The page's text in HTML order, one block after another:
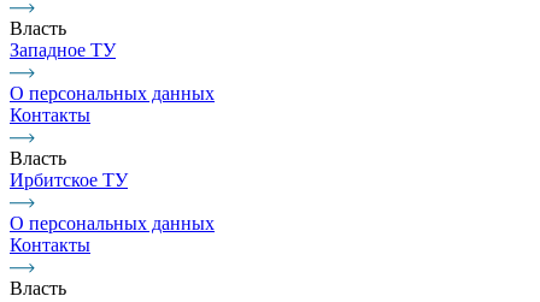
Власть
Западное ТУ
О персональных данных
Контакты
Власть
Ирбитское ТУ
О персональных данных
Контакты
Власть